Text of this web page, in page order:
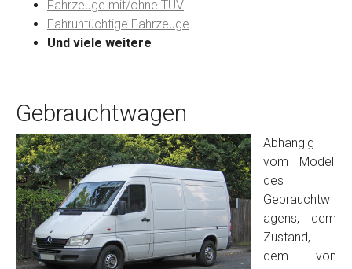
Name*
Email
PLZ und Ort
Foto Nr. 1
Fahrzeuge mit/ohne TÜV
Fahruntüchtige Fahrzeuge
Und viele weitere
Gebrauchtwagen
Abhängig
vom Modell
des
Gebrauchtw
agens, dem
Zustand,
dem von